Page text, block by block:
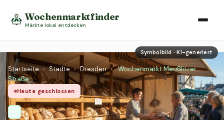
Wochenmarktfinder
Märkte lokal entdecken
Symbolbild · KI-generiert
Startseite › Städte › Dresden ›
Wochenmarkt Meußlitzer
Straße
Heute geschlossen